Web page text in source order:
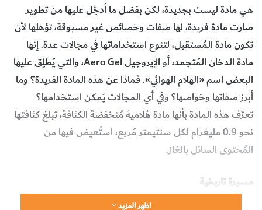
هي مادة ليست بجديدة، لكن بفضل ما أدخِل عليها من تطوير
صارت مادة فريدة، لها صفات وخصائص غير مسبوقة، تؤهلها لأن
تكون مادة المُستقبل، لتنوع استخداماتها في مجالات عدة. إنها
مادة الدخان المُتجمد، أو الإيروجيل Aero Gel، والتي يُطلِق عليها
البعض اسم «الهلام الهوائي». فماذا عن هذه المادة الفريدة؟ وما
أبرز صفاتها وخواصها؟ وفي أي المجالات يُمكن استخدامها؟
تعرّف هذه المادة بأنها مادة هُلامية مُنخفضة الكثافة، تبلغ كثافتها
نحو 0.9 مليغرام لكل سنتيمتر مُربع، استُعيض فيها من
المُحتوى السائل بالغاز.
مسيرة تاريخية
في أواخر العشرينيات من القرن الماضي تجادل عالمان أمريكيان،
اظهر المزيد